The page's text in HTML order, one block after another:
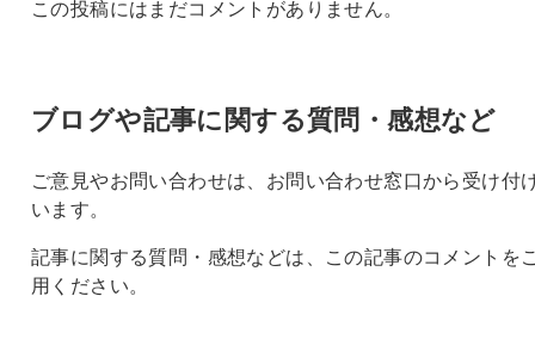
この投稿にはまだコメントがありません。
ブログや記事に関する質問・感想など
ご意見やお問い合わせは、お問い合わせ窓口から受け付
います。
記事に関する質問・感想などは、この記事のコメントを
用ください。